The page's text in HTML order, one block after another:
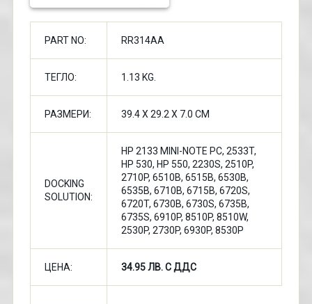
PART NO: RR314AA
ТЕГЛО: 1.13 KG.
РАЗМЕРИ: 39.4 X 29.2 X 7.0 CM
DOCKING
SOLUTION:
HP 2133 MINI-NOTE PC, 2533T,
HP 530, HP 550, 2230S, 2510P,
2710P, 6510B, 6515B, 6530B,
6535B, 6710B, 6715B, 6720S,
6720T, 6730B, 6730S, 6735B,
6735S, 6910P, 8510P, 8510W,
2530P, 2730P, 6930P, 8530P
ЦЕНА: 34.95 ЛВ. С ДДС